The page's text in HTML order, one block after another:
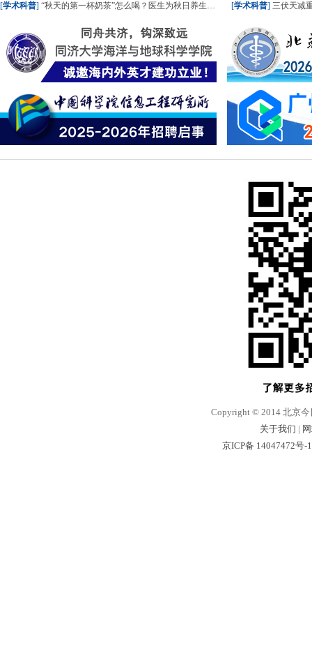
[学术科普] “秋天的第一杯奶茶”怎么喝？医生为秋日养生饮食划重点 [学术科普] 三伏天减重
Copyright © 2014 北京今
关于我们 |
京ICP备 14047472号-